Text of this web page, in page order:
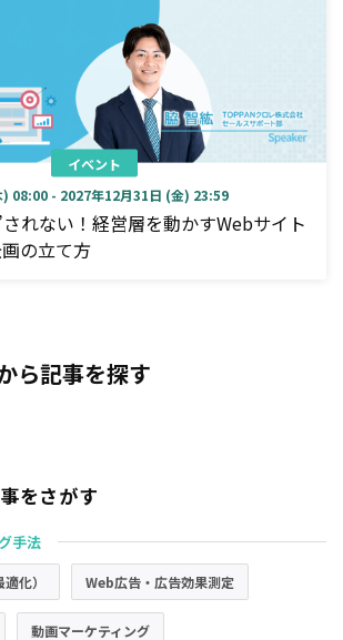
イベント
08:00 - 2027年12月31日 (金) 23:59
れない！経営層を動かすWebサイト
の立て方
ら記事を探す
をさがす
手法
化） Web広告・広告効果測定
動画マーケティング